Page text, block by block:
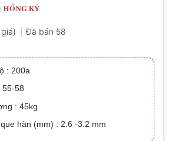
Đã bán 58
: 200a
58
: 45kg
hàn (mm) : 2.6 -3.2 mm